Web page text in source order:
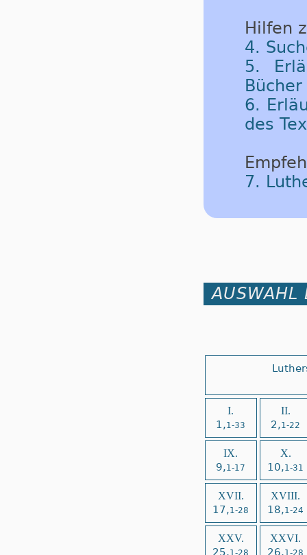
Hilfen
4.
5.
6.
des
7.
AUSWAHL
I.
1,1-33
II.
2,1-22
IX.
9,1-17
X.
10,1-31
XVII.
17,1-28
XVIII.
18,1-24
XXV.
25,1-28
XXVI.
26,1-28